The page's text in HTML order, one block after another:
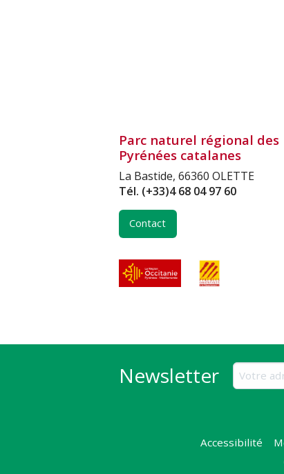
Parc naturel régional des
Pyrénées catalanes
La Bastide, 66360 OLETTE
Tél. (+33)4 68 04 97 60
Contact
Newsletter
Accessibilité